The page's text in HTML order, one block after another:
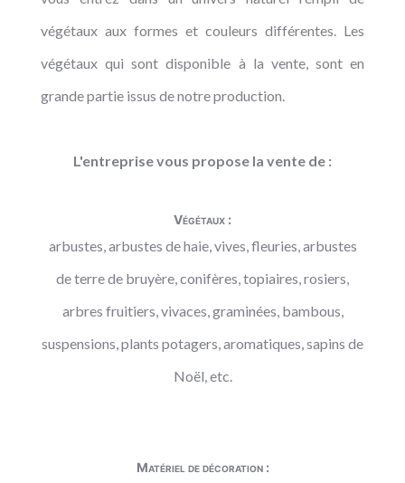
végétaux aux formes et couleurs différentes. Les
végétaux qui sont disponible à la vente, sont en
grande partie issus de notre production.
L'entreprise vous propose la vente de :
Végétaux :
arbustes, arbustes de haie, vives, fleuries, arbustes
de terre de bruyère, conifères, topiaires, rosiers,
arbres fruitiers, vivaces, graminées, bambous,
suspensions, plants potagers, aromatiques, sapins de
Noël, etc.
Matériel de décoration :